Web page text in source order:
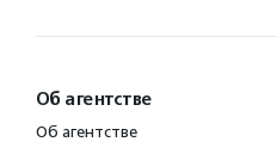
Об агентстве
Об агентстве